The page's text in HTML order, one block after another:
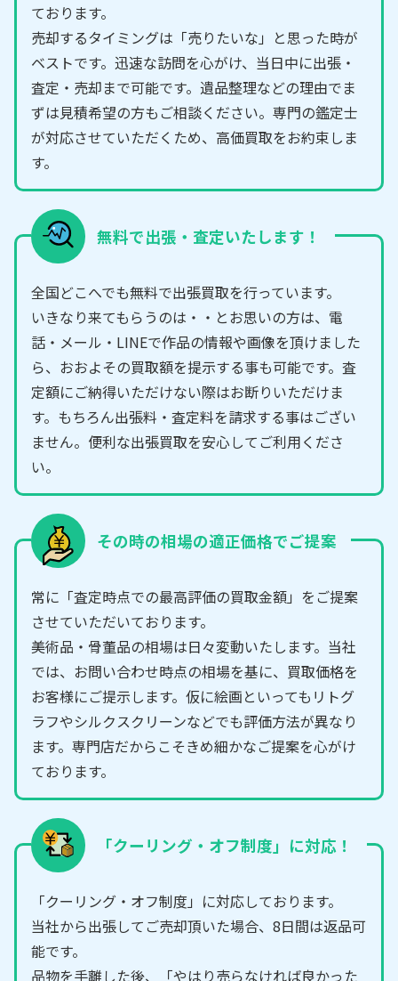
ております。
売却するタイミングは「売りたいな」と思った時が
ベストです。迅速な訪問を心がけ、当日中に出張・
査定・売却まで可能です。遺品整理などの理由でま
ずは見積希望の方もご相談ください。専門の鑑定士
が対応させていただくため、高価買取をお約束しま
す。
無料で出張・査定いたします！
全国どこへでも無料で出張買取を行っています。
いきなり来てもらうのは・・とお思いの方は、電
話・メール・LINEで作品の情報や画像を頂けました
ら、おおよその買取額を提示する事も可能です。査
定額にご納得いただけない際はお断りいただけま
す。もちろん出張料・査定料を請求する事はござい
ません。便利な出張買取を安心してご利用くださ
い。
その時の相場の適正価格でご提案
常に「査定時点での最高評価の買取金額」をご提案
させていただいております。
美術品・骨董品の相場は日々変動いたします。当社
では、お問い合わせ時点の相場を基に、買取価格を
お客様にご提示します。仮に絵画といってもリトグ
ラフやシルクスクリーンなどでも評価方法が異なり
ます。専門店だからこそきめ細かなご提案を心がけ
ております。
「クーリング・オフ制度」に対応！
「クーリング・オフ制度」に対応しております。
当社から出張してご売却頂いた場合、8日間は返品可
能です。
品物を手離した後、「やはり売らなければ良かった